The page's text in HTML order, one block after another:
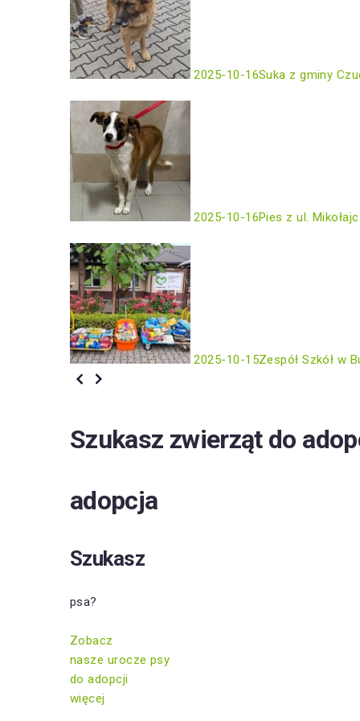
2025-10-16Suka z gminy
2025-10-16Pies z ul.
2025-10-15Zespół Szkół w
Szukasz zwierząt do
adopcja
Szukasz
psa?
Zobacz
nasze urocze psy
do adopcji
więcej